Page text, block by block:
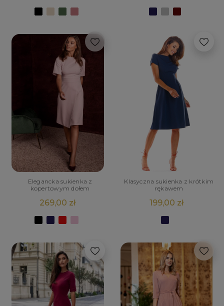
Elegancka sukienka z
kopertowym dołem
269,00 zł
Klasyczna sukienka z krótkim
rękawem
199,00 zł